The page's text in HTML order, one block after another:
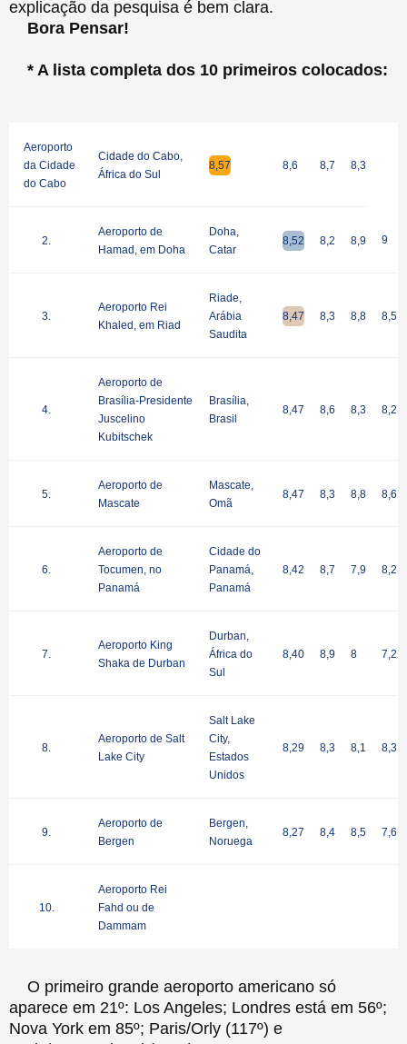
explicação da pesquisa é bem clara.
Bora Pensar!
* A lista completa dos 10 primeiros colocados:
Aeroporto
da Cidade
do Cabo
Cidade do Cabo,
África do Sul
8,57 8,6 8,7 8,3
2.
Aeroporto de
Hamad, em Doha
Doha,
Catar
8,52 8,2 8,9 9
3.
Aeroporto Rei
Khaled, em Riad
Riade,
Arábia
Saudita
8,47 8,3 8,8 8,5
4.
Aeroporto de
Brasília-Presidente
Juscelino
Kubitschek
Brasília,
Brasil
8,47 8,6 8,3 8,2
5.
Aeroporto de
Mascate
Mascate,
Omã
8,47 8,3 8,8 8,6
6.
Aeroporto de
Tocumen, no
Panamá
Cidade do
Panamá,
Panamá
8,42 8,7 7,9 8,2
7.
Aeroporto King
Shaka de Durban
Durban,
África do
Sul
8,40 8,9 8 7,2
8.
Aeroporto de Salt
Lake City
Salt Lake
City,
Estados
Unidos
8,29 8,3 8,1 8,3
9.
Aeroporto de
Bergen
Bergen,
Noruega
8,27 8,4 8,5 7,6
10.
Aeroporto Rei
Fahd ou de
Dammam
O primeiro grande aeroporto americano só
aparece em 21º: Los Angeles; Londres está em 56º;
Nova York em 85º; Paris/Orly (117º) e